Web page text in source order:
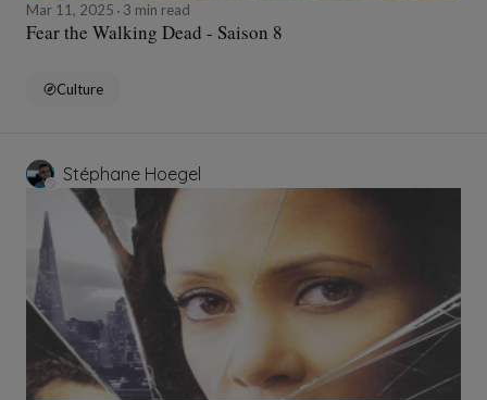
Mar 11, 2025 3 min read
Fear the Walking Dead - Saison 8
Culture
Stéphane Hoegel